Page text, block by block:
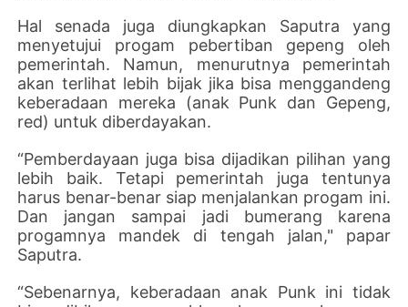
Hal senada juga diungkapkan Saputra yang
menyetujui progam pebertiban gepeng oleh
pemerintah. Namun, menurutnya pemerintah
akan terlihat lebih bijak jika bisa menggandeng
keberadaan mereka (anak Punk dan Gepeng,
red) untuk diberdayakan.
“Pemberdayaan juga bisa dijadikan pilihan yang
lebih baik. Tetapi pemerintah juga tentunya
harus benar-benar siap menjalankan progam ini.
Dan jangan sampai jadi bumerang karena
progamnya mandek di tengah jalan," papar
Saputra.
“Sebenarnya, keberadaan anak Punk ini tidak